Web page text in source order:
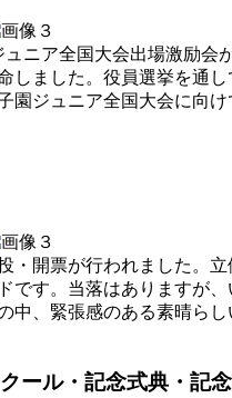
ニア全国大会出場激励
しました。役員選挙を通
園ジュニア全国大会に向
・開票が行われました。
です。当落はありますが
、緊張感のある素晴ら
ール・記念式典・記